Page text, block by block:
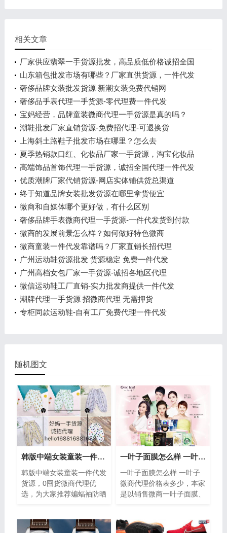
相关文章
厂家供应翡翠一手货源批发，高品质低价格诚招全国
代理
山东箱包批发市场有哪些？厂家直供货源，一件代发
奢侈品牌女装批发货源 新潮女装免费代销网
奢侈品手表代理一手货源-零代理费一件代发
宝妈经营，品牌童装微商代理一手货源是真的吗？
潮鞋批发厂家直销货源-免费招代理-可退换货
上海斜土路鞋子批发市场在哪里？怎么去
夏季热销款口红、化妆品厂家一手货源，淘宝化妆品
进货渠道
高端饰品首饰代理一手货源，诚招全国代理一件代发
优质潮牌厂家代销货源-网店实体铺供货总渠道
终于知道品牌女装批发货源在哪里拿货便宜
微商和自媒体哪个更好做，有什么区别
奢侈品牌手表微商代理一手货源-一件代发货到付款
微商的发展前景怎么样？如何做好特色微商
微商童装一件代发靠谱吗？厂家直销长招代理
广州运动鞋货源批发 货源稳定 免费一件代发
广州高档女包厂家一手货源-诚招各地区代理
微信运动鞋工厂直销-实力批发商提供一件代发
潮牌代理一手货源 招微商代理 无需押货
专柜同款运动鞋-自有工厂免费代理一件代发
随机图文
韩版中端女装童装一件代发货源 0囤货微商代理优选
韩版中端女装童装一件代发
货源，0囤货微商代理优
选，为大家推荐蝙蝠袖防晒
的包容力，而...
一叶子面膜怎么样 一叶子微商代理价格表多少
一叶子面膜怎么样 一叶子
微商代理价格表多少，本家
是以销售微商一叶子面膜、
樱花精华，...